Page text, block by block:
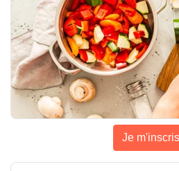
Je m'inscris